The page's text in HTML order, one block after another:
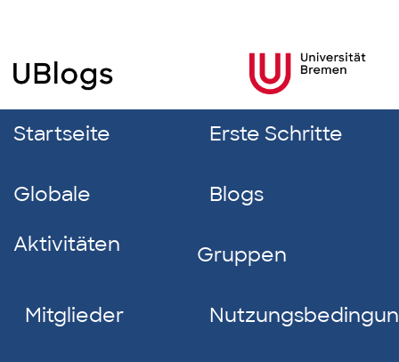
Startseite Erste Schritte
Globale
Aktivitäten
Blogs
Gruppen
Mitglieder